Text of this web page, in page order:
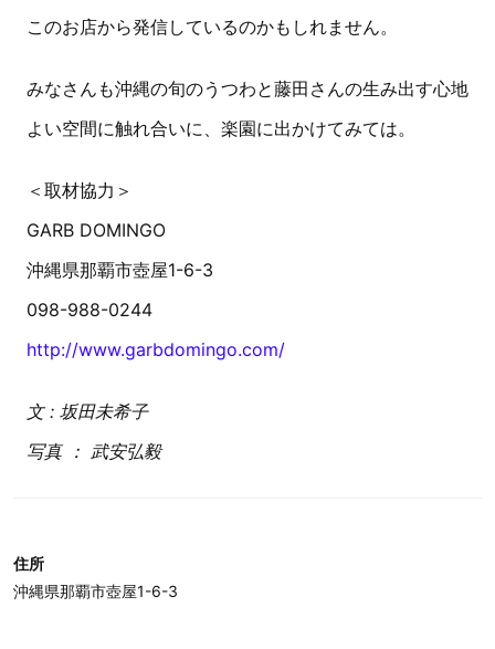
このお店から発信しているのかもしれません。
みなさんも沖縄の旬のうつわと藤田さんの生み出す心地
よい空間に触れ合いに、楽園に出かけてみては。
＜取材協力＞
GARB DOMINGO
沖縄県那覇市壺屋1-6-3
098-988-0244
http://www.garbdomingo.com/
文 : 坂田未希子
写真 ： 武安弘毅
住所
沖縄県那覇市壺屋1-6-3